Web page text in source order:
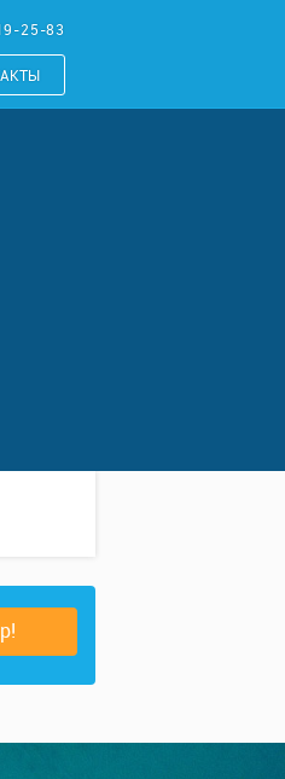
25-83